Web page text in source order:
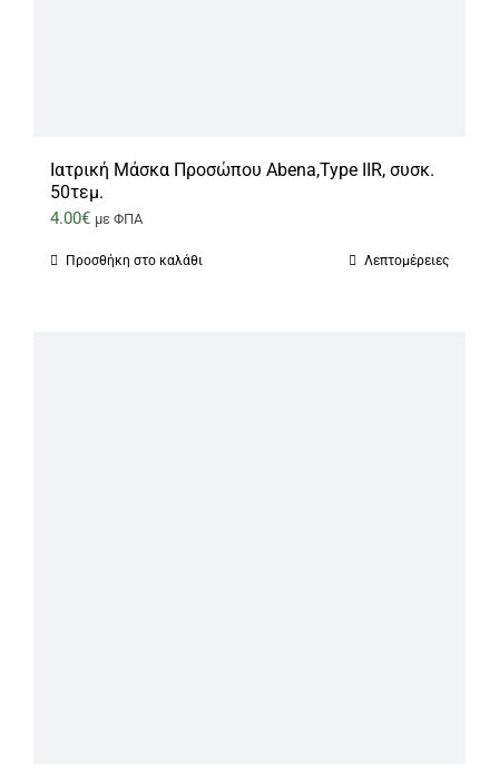
Ιατρική Μάσκα Προσώπου Abena,Type IIR, συσκ.
50τεμ.
4.00€ με ΦΠΑ
Προσθήκη στο καλάθι Λεπτομέρειες